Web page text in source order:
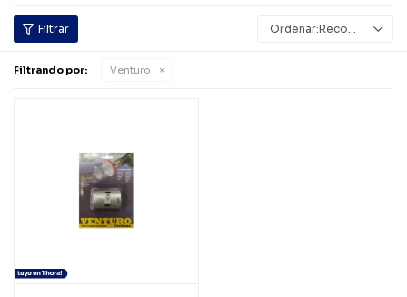
Recomendados
Filtrando por: Venturo